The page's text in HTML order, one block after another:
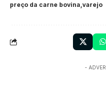
preço da carne bovina varejo
-